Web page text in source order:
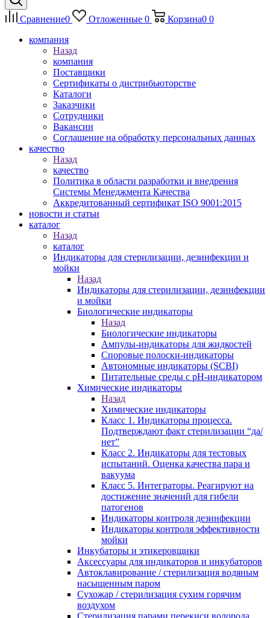
Сравнение0 Отложенные 0 Корзина0 0
компания
Назад
компания
Поставщики
Сертификаты о дистрибьюторстве
Каталоги
Заказчики
Сотрудники
Вакансии
Соглашение на обработку персональных данных
качество
Назад
качество
Политика в области разработки и внедрения
Системы Менеджмента Качества
Аккредитованный сертификат ISO 9001:2015
новости и статьи
каталог
Назад
каталог
Индикаторы для стерилизации, дезинфекции и
мойки
Назад
Индикаторы для стерилизации, дезинфекции
и мойки
Биологические индикаторы
Назад
Биологические индикаторы
Ампулы-индикаторы для жидкостей
Споровые полоски-индикаторы
Автономные индикаторы (SCBI)
Питательные среды с рН-индикатором
Химические индикаторы
Назад
Химические индикаторы
Класс 1. Индикаторы процесса.
Подтверждают факт стерилизации “да/
нет”
Класс 2. Индикаторы для тестовых
испытаний. Оценка качества пара и
вакуума
Класс 5. Интеграторы. Реагируют на
достижение значений для гибели
патогенов
Индикаторы контроля дезинфекции
Индикаторы контроля эффективности
мойки
Инкубаторы и этикеровщики
Аксессуары для индикаторов и инкубаторов
Автоклавирование / стерилизация водяным
насыщенным паром
Сухожар / стерилизация сухим горячим
воздухом
Стерилизация парами перекиси водорода